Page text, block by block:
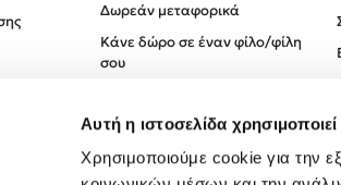
Αυτή η ιστοσελίδα
Χρησιμοποιούμε cookie για την
Δωρεάν μεταφορικά
Κάνε δώρο σε έναν φίλο/φίλη
σου
Πολιτική Απορρήτου
Όροι χρήσης